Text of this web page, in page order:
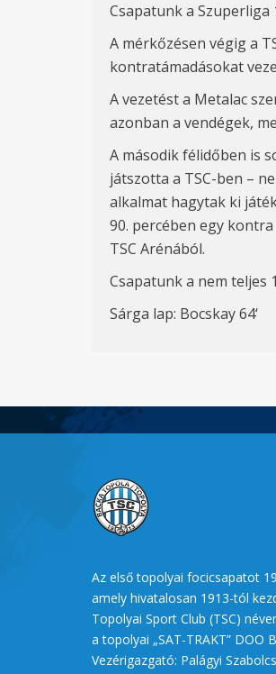
Csapatunka Szuperliga
A mérkőzésen végig a
kontratámadásokat
A vezetést a Metalac
azonban a vendégek,
A második félidőben is
játszotta a TSC-ben –
alkalmat hagytak ki
90. percében egy
TSC Arénából.
Csapatunk a nem teljes
Sárga lap: Bocskay64‘
Az első topolyai focicsapatot
amely hivatalosan 1913-tól
Topolyai Sport Club (TSC)
a topolyai „SAT-TRAKT” DOO
Vezérigazgató: Palágyi